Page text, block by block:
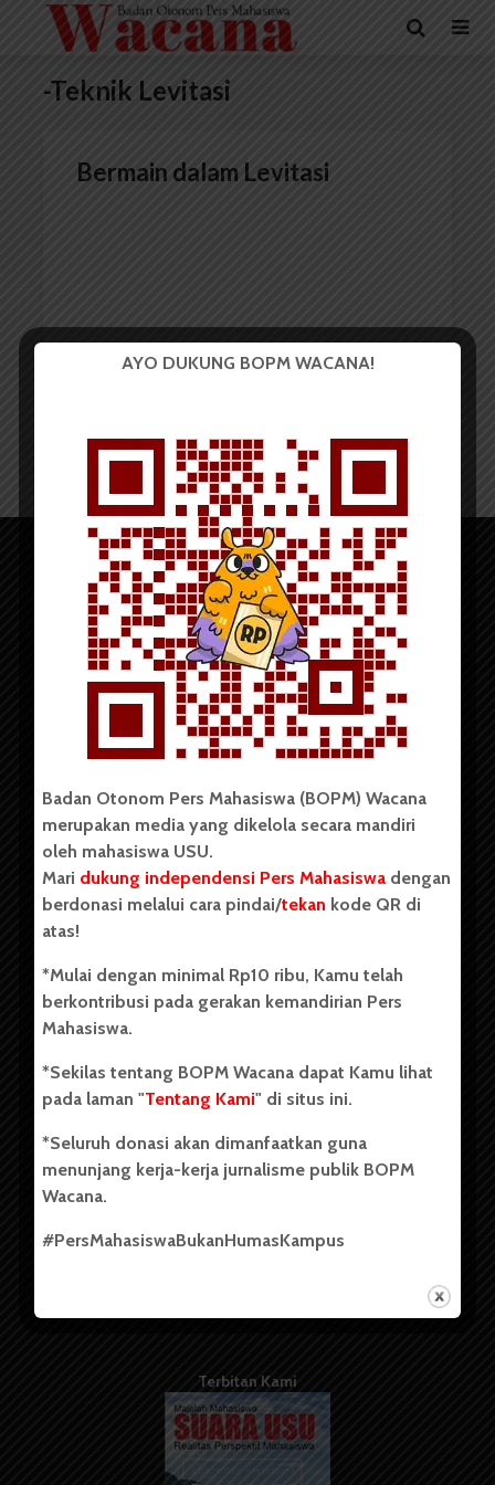
-Teknik Levitasi
Bermain dalam Levitasi
Copyright © 2023. All rights reserved BOPM WACANA.
Badan Otonom Pers Mahasiswa (BOPM) Wacana merupakan
pers mahasiswa yang berdiri di luar kampus dan dikelola
secara mandiri oleh mahasiswa Universitas Sumatera Utara
(USU). Sebelumnya BOPM Wacana merupakan salah satu
Unit Kegiatan Mahasiswa (UKM) di Universitas Sumatera
berdiri pada 1 Juli 1995.
Kontribusi
Info Iklan
Pedoman Media Siber
Kode Etik Jurnalistik
Terbitan Kami
AYO DUKUNG BOPM WACANA!
Badan Otonom Pers Mahasiswa (BOPM) Wacana
merupakan media yang dikelola secara mandiri
oleh mahasiswa USU.
Mari dukung independensi Pers Mahasiswa dengan
berdonasi melalui cara pindai/tekan kode QR di
atas!
*Mulai dengan minimal Rp10 ribu, Kamu telah
berkontribusi pada gerakan kemandirian Pers
Mahasiswa.
*Sekilas tentang BOPM Wacana dapat Kamu lihat
pada laman "Tentang Kami" di situs ini.
*Seluruh donasi akan dimanfaatkan guna
menunjang kerja-kerja jurnalisme publik BOPM
Wacana.
#PersMahasiswaBukanHumasKampus